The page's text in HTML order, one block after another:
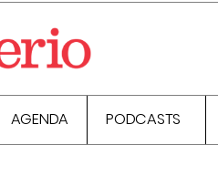
AGENDA PODCASTS